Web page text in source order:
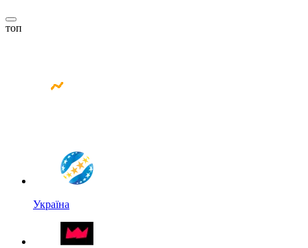
топ
Україна